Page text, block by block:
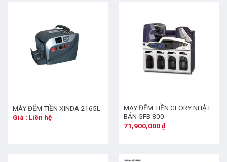
MÁY ĐẾM TIỀN XINDA 2165L
Giá : Liên hệ
MÁY ĐẾM TIỀN GLORY NHẬT
BẢN GFB 800
71,900,000₫